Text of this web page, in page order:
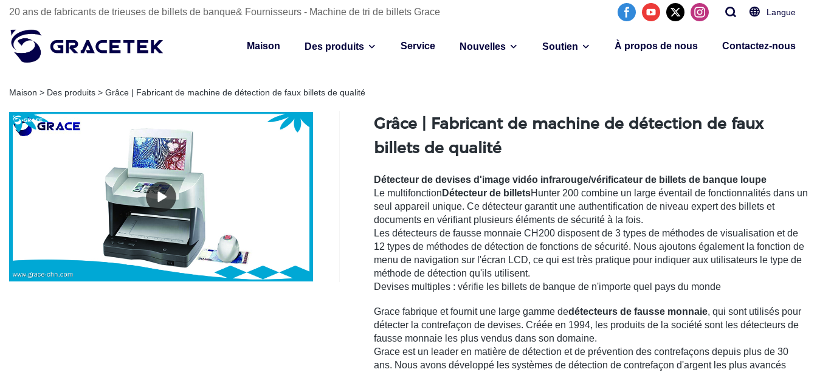
20 ans de fabricants de trieuses de billets de banque& Fournisseurs - Machine de tri de billets Grace Langue
Maison Des produits Service Nouvelles Soutien À propos de nous Contactez-nous
Maison > Des produits > Grâce | Fabricant de machine de détection de faux billets de qualité
Grâce | Fabricant de machine de détection de faux
billets de qualité
Détecteur de devises d'image vidéo infrarouge/vérificateur de billets de banque loupe
Le multifonction Détecteur de billetsHunter 200 combine un large éventail de fonctionnalités dans un
seul appareil unique. Ce détecteur garantit une authentification de niveau expert des billets et
documents en vérifiant plusieurs éléments de sécurité à la fois.
Les détecteurs de fausse monnaie CH200 disposent de 3 types de méthodes de visualisation et de
12 types de méthodes de détection de fonctions de sécurité. Nous ajoutons également la fonction de
menu de navigation sur l'écran LCD, ce qui est très pratique pour indiquer aux utilisateurs le type de
méthode de détection qu'ils utilisent.
Devises multiples : vérifie les billets de banque de n'importe quel pays du monde
Grace fabrique et fournit une large gamme dedétecteurs de fausse monnaie, qui sont utilisés pour
détecter la contrefaçon de devises. Créée en 1994, les produits de la société sont les détecteurs de
fausse monnaie les plus vendus dans son domaine.
Grace est un leader en matière de détection et de prévention des contrefaçons depuis plus de 30
ans. Nous avons développé les systèmes de détection de contrefaçon d'argent les plus avancés